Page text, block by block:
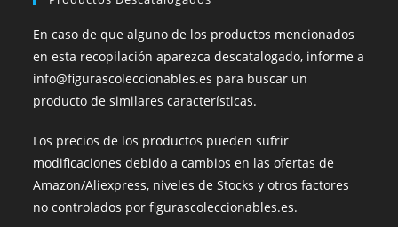
En caso de que alguno de los productos mencionados
en esta recopilación aparezca descatalogado, informe a
info@figurascoleccionables.es para buscar un
producto de similares características.
Los precios de los productos pueden sufrir
modificaciones debido a cambios en las ofertas de
Amazon/Aliexpress, niveles de Stocks y otros factores
no controlados por figurascoleccionables.es.